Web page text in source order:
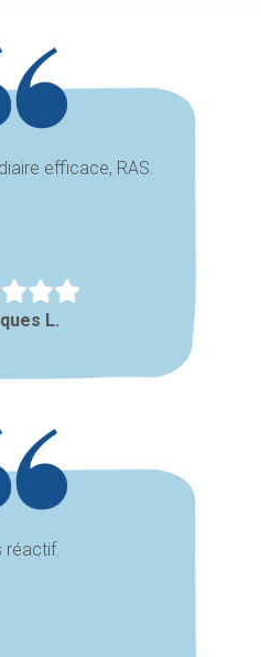
efficace, RAS.
L.
réactif.